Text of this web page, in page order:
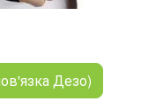
Дезо)